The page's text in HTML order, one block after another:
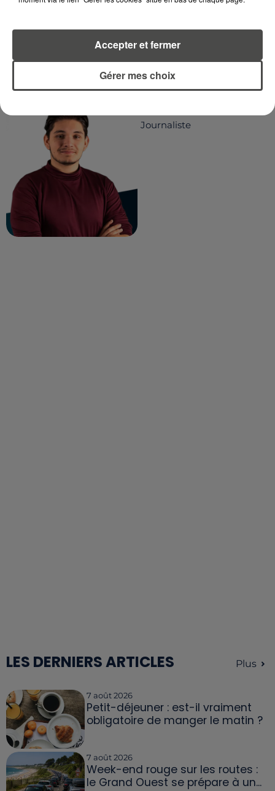
TITOUAN GUIBERT
Journaliste
LES DERNIERS ARTICLES Plus
7 août 2026
Petit-déjeuner : est-il vraiment
obligatoire de manger le matin ?
7 août 2026
Week-end rouge sur les routes :
le Grand Ouest se prépare à un...
Gérer mes choix
Accepter et fermer